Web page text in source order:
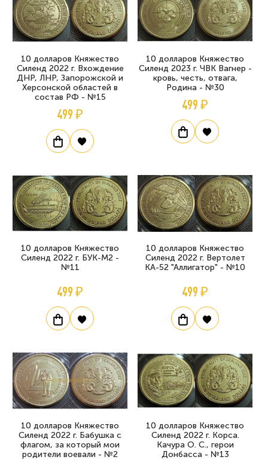
10 долларов Княжество
Силенд 2022 г. Вхождение
ДНР, ЛНР, Запорожской и
Херсонской областей в
состав РФ - №15
499 ₽
10 долларов Княжество
Силенд 2023 г. ЧВК Вагнер -
кровь, честь, отвага,
Родина - №30
499 ₽
10 долларов Княжество
Силенд 2022 г. БУК-М2 -
№11
499 ₽
10 долларов Княжество
Силенд 2022 г. Вертолет
КА-52 "Аллигатор" - №10
499 ₽
10 долларов Княжество
Силенд 2022 г. Бабушка с
флагом, за который мои
родители воевали - №2
10 долларов Княжество
Силенд 2022 г. Корса.
Качура О. С., герои
Донбасса - №13